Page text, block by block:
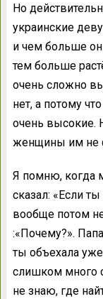
Но
украинские
и чем больше
тем больше
очень сложно
нет, а потому
очень высокие.
женщины им не
Я помню, когда
сказал: «Если
вообще потом
:«Почему?».
ты объехала
слишком много
не знаю, где